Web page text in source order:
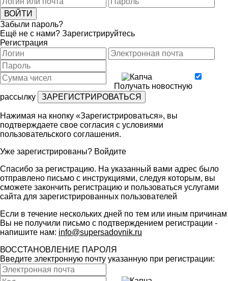
Забыли пароль?
Ещё не с нами? Зарегистрируйтесь
Регистрация
Получать новостную
рассылку
Нажимая на кнопку «Зарегистрироваться», вы
подтверждаете свое согласия с условиями
пользовательского соглашения.
Уже зарегистрированы? Войдите
Спасибо за регистрацию. На указанный вами адрес было
отправлено письмо с инструкциями, следуя которым, вы
сможете закончить регистрацию и пользоваться услугами
сайта для зарегистрированных пользователей
Если в течение нескольких дней по тем или иным причинам
Вы не получили письмо с подтверждением регистрации -
напишите нам: info@supersadovnik.ru
ВОССТАНОВЛЕНИЕ ПАРОЛЯ
Введите электронную почту указанную при регистрации: